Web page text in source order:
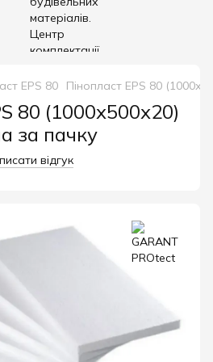
EPS 80 Пінопласт EPS 80
80 (1000х500х20)
за пачку
відгук